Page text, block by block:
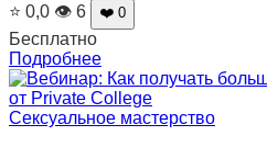
⭐ 0,0 👁 6 ❤️ 0
Бесплатно
Подробнее
Сексуальное мастерство